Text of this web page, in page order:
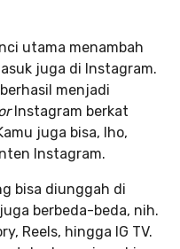
utama menambah
juga di Instagram.
menjadi
Instagram berkat
juga bisa, lho,
Instagram.
bisa diunggah di
berbeda-beda, nih.
Reels, hingga IG TV.